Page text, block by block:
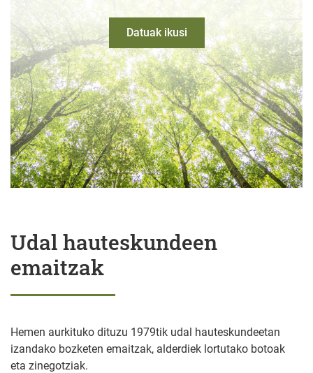
Datuak ikusi
Udal hauteskundeen
emaitzak
Hemen aurkituko dituzu 1979tik udal hauteskundeetan
izandako bozketen emaitzak, alderdiek lortutako botoak
eta zinegotziak.